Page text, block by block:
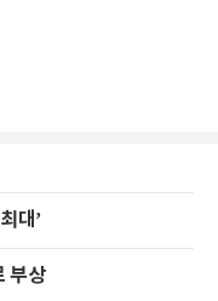
대’
부상